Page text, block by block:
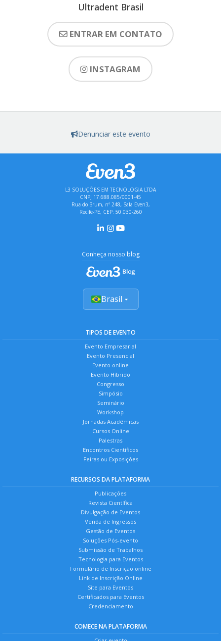
Ultradent Brasil
ENTRAR EM CONTATO
INSTAGRAM
Denunciar este evento
L3 SOLUÇÕES EM TECNOLOGIA LTDA
CNPJ 17.688.085/0001-45
Rua do Brum, nº 248, Sala Even3,
Recife-PE, CEP: 50.030-260
Conheça nosso blog
Brasil
TIPOS DE EVENTO
Evento Empresarial
Evento Presencial
Evento online
Evento Híbrido
Congresso
Simpósio
Seminário
Workshop
Jornadas Acadêmicas
Cursos Online
Palestras
Encontros Científicos
Feiras ou Exposições
RECURSOS DA PLATAFORMA
Publicações
Revista Científica
Divulgação de Eventos
Venda de Ingressos
Gestão de Eventos
Soluções Pós-evento
Submissão de Trabalhos
Tecnologia para Eventos
Formulário de Inscrição online
Link de Inscrição Online
Site para Eventos
Certificados para Eventos
Credenciamento
COMECE NA PLATAFORMA